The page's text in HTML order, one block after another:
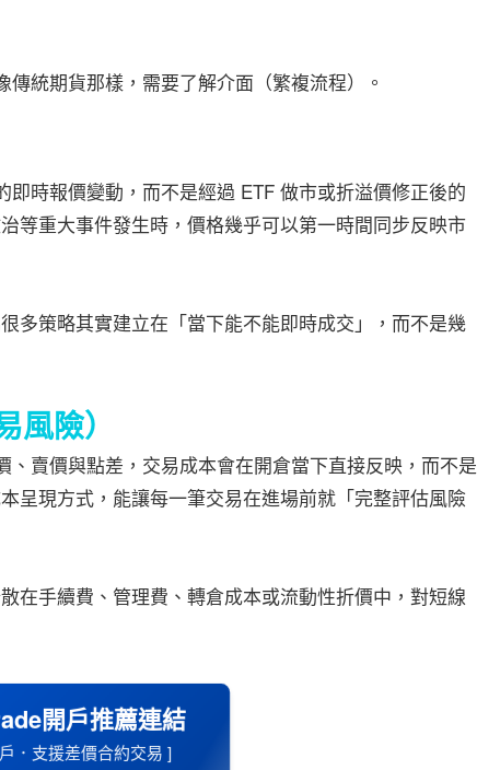
統期貨那樣，需要了解介面（繁複流程）。
時報價變動，而不是經過 ETF 做市或折溢價修正後的
等重大事件發生時，價格幾乎可以第一時間同步反映市
多策略其實建立在「當下能不能即時成交」，而不是幾
險）
賣價與點差，交易成本會在開倉當下直接反映，而不是
呈現方式，能讓每一筆交易在進場前就「完整評估風險
在手續費、管理費、轉倉成本或流動性折價中，對短線
開戶推薦連結
．支援差價合約交易 ]